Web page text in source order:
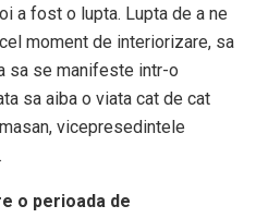
a fost o lupta. Lupta de a ne
moment de interiorizare, sa
sa se manifeste intr-o
sa aiba o viata cat de cat
vicepresedintele
o perioada de